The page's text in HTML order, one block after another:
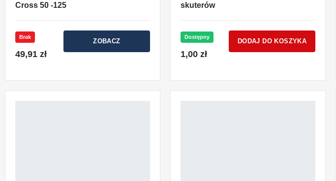
Cross 50 -125
Brak
49,91 zł
ZOBACZ
skuterów
Dostępny
1,00 zł
DODAJ DO KOSZYKA